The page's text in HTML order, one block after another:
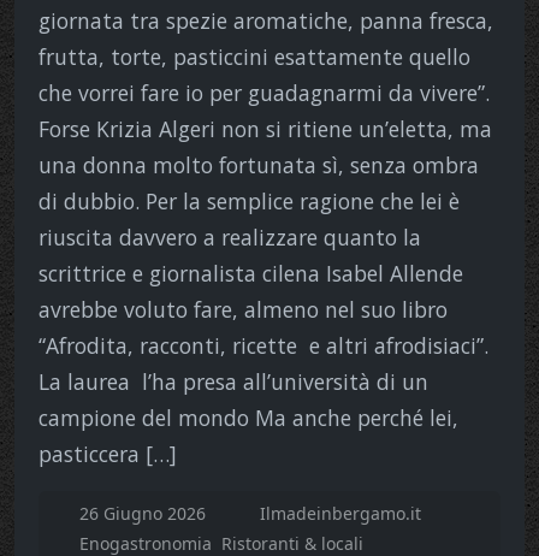
giornata tra spezie aromatiche, panna fresca,
frutta, torte, pasticcini esattamente quello
che vorrei fare io per guadagnarmi da vivere”.
Forse Krizia Algeri non si ritiene un’eletta, ma
una donna molto fortunata sì, senza ombra
di dubbio. Per la semplice ragione che lei è
riuscita davvero a realizzare quanto la
scrittrice e giornalista cilena Isabel Allende
avrebbe voluto fare, almeno nel suo libro
“Afrodita, racconti, ricette e altri afrodisiaci”.
La laurea l’ha presa all’università di un
campione del mondo Ma anche perché lei,
pasticcera […]
26 Giugno 2026
Ilmadeinbergamo.it
Enogastronomia Ristoranti & locali